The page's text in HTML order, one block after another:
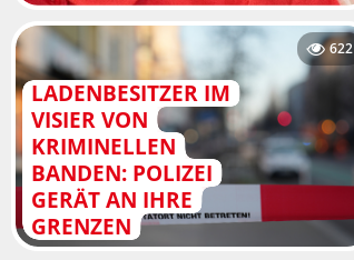
LADENBESITZER IM
VISIER VON
KRIMINELLEN
BANDEN: POLIZEI
GERÄT AN IHRE
GRENZEN
622